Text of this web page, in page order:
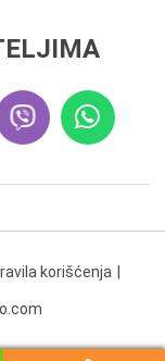
korišćenja